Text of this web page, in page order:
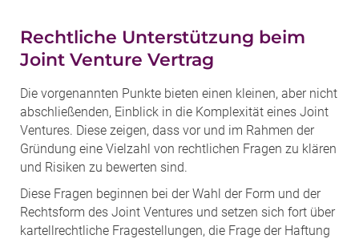
Rechtliche Unterstützung beim
Joint Venture Vertrag
Die vorgenannten Punkte bieten einen kleinen, aber nicht
abschließenden, Einblick in die Komplexität eines Joint
Ventures. Diese zeigen, dass vor und im Rahmen der
Gründung eine Vielzahl von rechtlichen Fragen zu klären
und Risiken zu bewerten sind.
Diese Fragen beginnen bei der Wahl der Form und der
Rechtsform des Joint Ventures und setzen sich fort über
kartellrechtliche Fragestellungen, die Frage der Haftung